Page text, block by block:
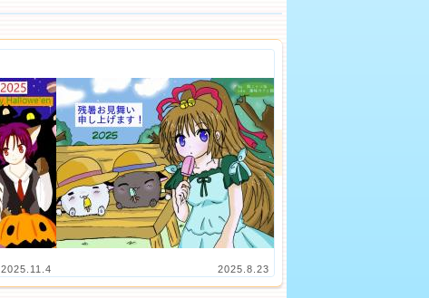
2025.11.4 2025.8.23